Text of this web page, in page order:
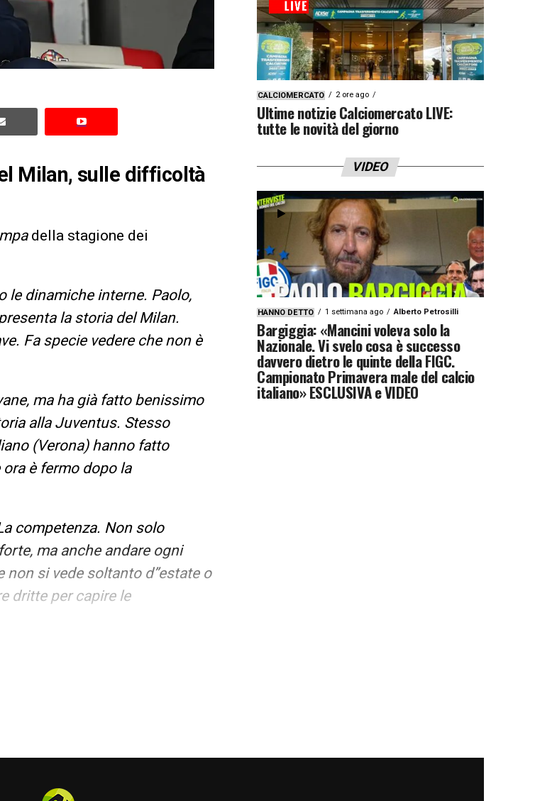
Milan, sulle difficoltà
della stagione dei
le dinamiche interne. Paolo,
la storia del Milan.
Fa specie vedere che non è
ma ha già fatto benissimo
alla Juventus. Stesso
(Verona) hanno fatto
è fermo dopo la
competenza. Non solo
ma anche andare ogni
si vede soltanto d”estate o
dritte per capire le
CALCIOMERCATO 2 ore ago
Ultime notizie Calciomercato LIVE:
tutte le novità del giorno
VIDEO
HANNO DETTO 1 settimana ago Alberto Petrosilli
Bargiggia: «Mancini voleva solo la
Nazionale. Vi svelo cosa è successo
davvero dietro le quinte della FIGC.
Campionato Primavera male del calcio
italiano» ESCLUSIVA e VIDEO